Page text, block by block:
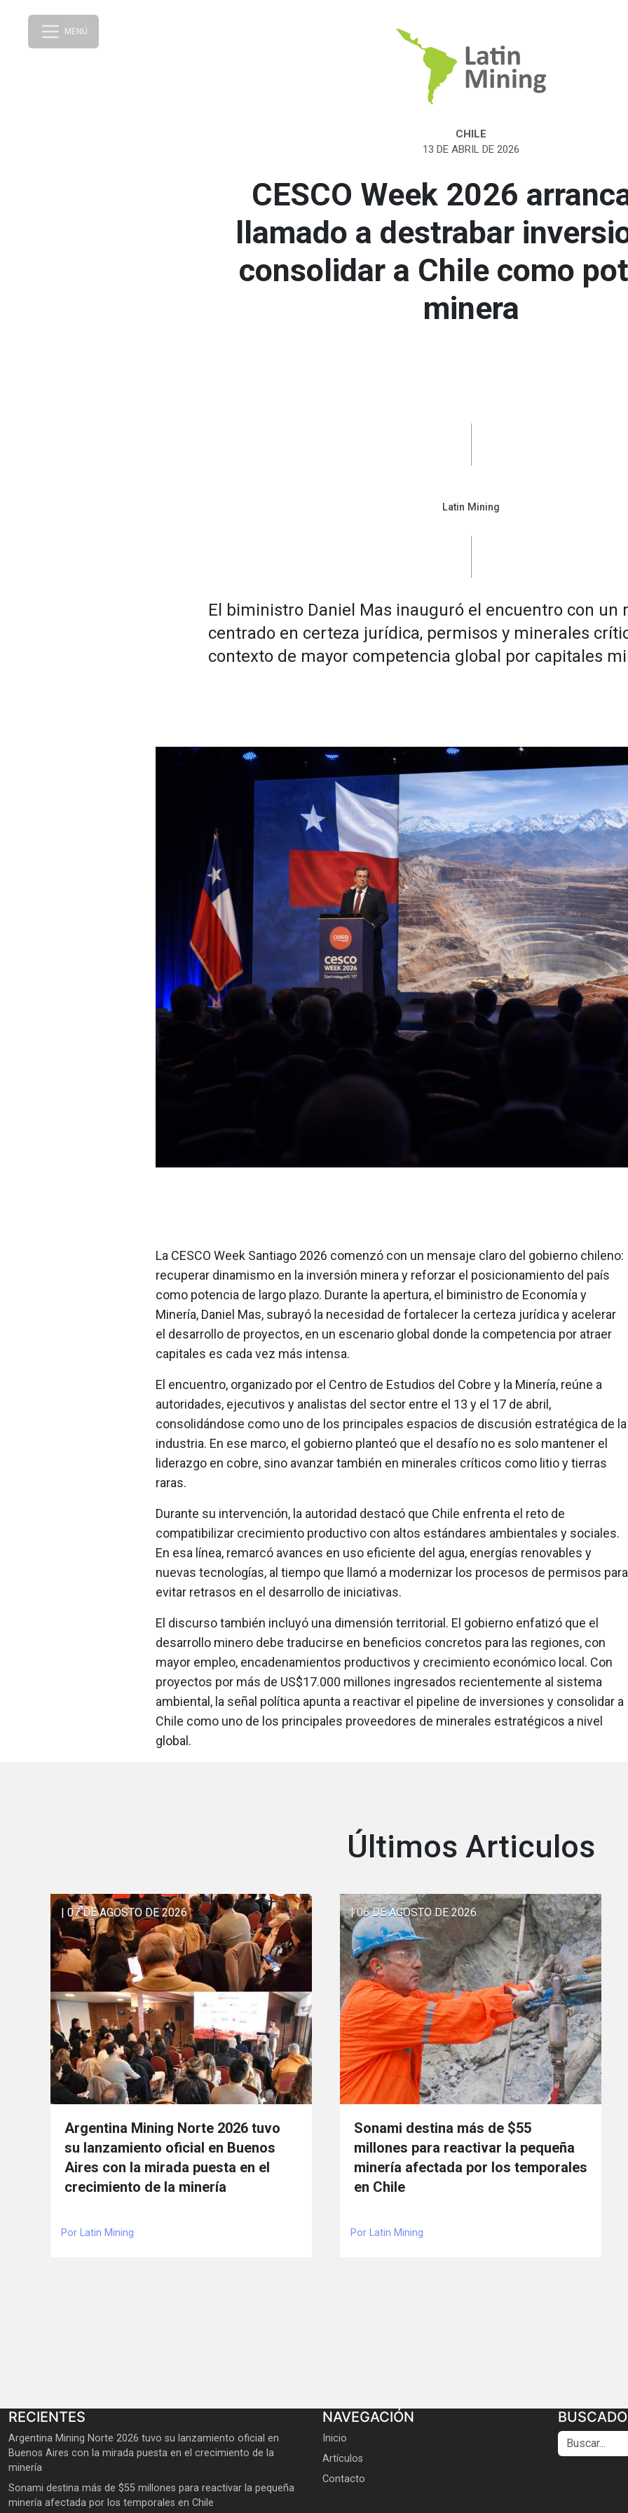
MENÚ
CHILE
13 DE ABRIL DE 2026
CESCO Week 2026
llamado a destrabar
consolidar a Chile como
minera
Latin Mining
El biministro Daniel Mas inauguró el encuentro con un
centrado en certeza jurídica, permisos y minerales
contexto de mayor competencia global por capitales
La CESCO Week Santiago 2026 comenzó con un mensaje claro del gobierno chileno:
recuperar dinamismo en la inversión minera y reforzar el posicionamiento del país
como potencia de largo plazo. Durante la apertura, el biministro de Economía y
Minería, Daniel Mas, subrayó la necesidad de fortalecer la certeza jurídica y acelerar
el desarrollo de proyectos, en un escenario global donde la competencia por atraer
capitales es cada vez más intensa.
El encuentro, organizado por el Centro de Estudios del Cobre y la Minería, reúne a
autoridades, ejecutivos y analistas del sector entre el 13 y el 17 de abril,
consolidándose como uno de los principales espacios de discusión estratégica de la
industria. En ese marco, el gobierno planteó que el desafío no es solo mantener el
liderazgo en cobre, sino avanzar también en minerales críticos como litio y tierras
raras.
Durante su intervención, la autoridad destacó que Chile enfrenta el reto de
compatibilizar crecimiento productivo con altos estándares ambientales y sociales.
En esa línea, remarcó avances en uso eficiente del agua, energías renovables y
nuevas tecnologías, al tiempo que llamó a modernizar los procesos de permisos para
evitar retrasos en el desarrollo de iniciativas.
El discurso también incluyó una dimensión territorial. El gobierno enfatizó que el
desarrollo minero debe traducirse en beneficios concretos para las regiones, con
mayor empleo, encadenamientos productivos y crecimiento económico local. Con
proyectos por más de US$17.000 millones ingresados recientemente al sistema
ambiental, la señal política apunta a reactivar el pipeline de inversiones y consolidar a
Chile como uno de los principales proveedores de minerales estratégicos a nivel
global.
Últimos Articulos
| 07 DE AGOSTO DE 2026
Argentina Mining Norte 2026 tuvo
su lanzamiento oficial en Buenos
Aires con la mirada puesta en el
crecimiento de la minería
Por Latin Mining
| 06 DE AGOSTO DE 2026
Sonami destina más de $55
millones para reactivar la pequeña
minería afectada por los temporales
en Chile
Por Latin Mining
Buscar...
NAVEGACIÓN
Inicio
Artículos
Contacto
RECIENTES
Argentina Mining Norte 2026 tuvo su lanzamiento oficial en
Buenos Aires con la mirada puesta en el crecimiento de la
minería
Sonami destina más de $55 millones para reactivar la pequeña
minería afectada por los temporales en Chile